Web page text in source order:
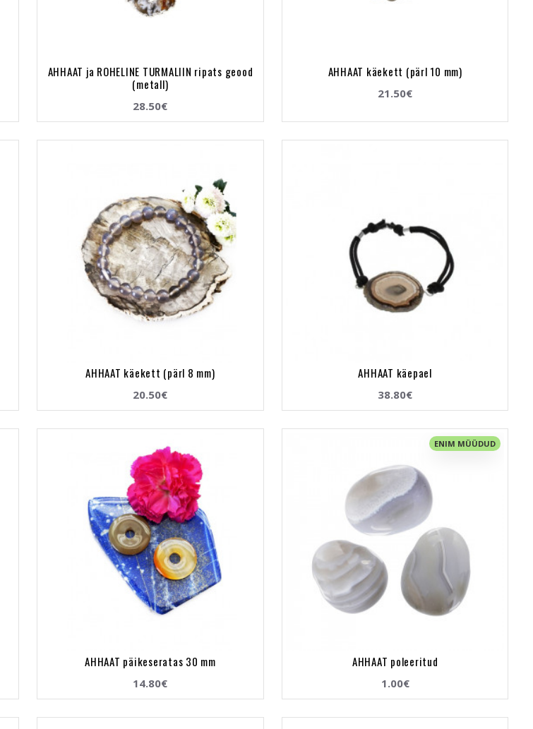
AHHAAT ja ROHELINE TURMALIIN ripats geood
(metall)
28.50€
AHHAAT käekett (pärl 10 mm)
21.50€
AHHAAT käekett (pärl 8 mm)
20.50€
AHHAAT käepael
38.80€
AHHAAT päikeseratas 30 mm
14.80€
ENIM MÜÜDUD
AHHAAT poleeritud
1.00€